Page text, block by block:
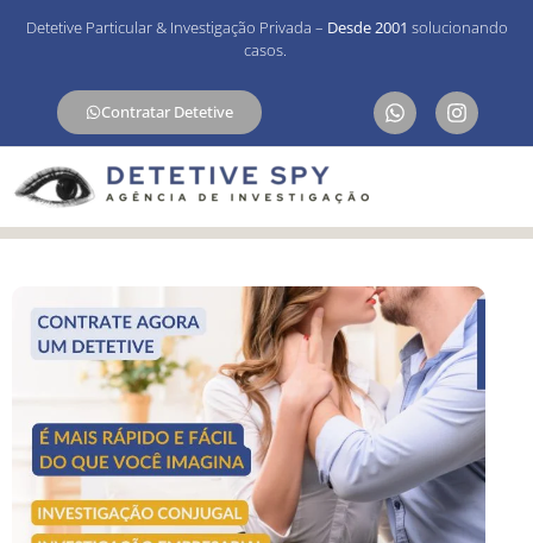
Detetive Particular & Investigação Privada – Desde 2001 solucionando
casos.
Contratar Detetive